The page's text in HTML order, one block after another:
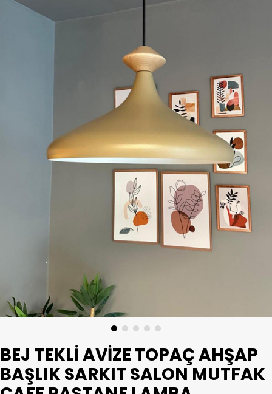
BEJ TEKLI AVIZE TOPAÇ AHŞAP
BAŞLIK SARKIT SALON MUTFAK